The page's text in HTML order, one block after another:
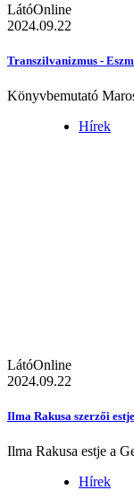
LátóOnline
2024.09.22
Transzilvanizmus -
Könyvbemutató
Hírek
LátóOnline
2024.09.22
Ilma Rakusa szerzői
Ilma Rakusa estje a
Hírek